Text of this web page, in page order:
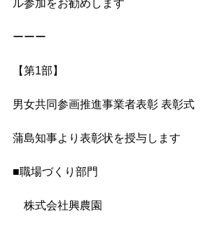
ル参加をお勧めします
ーーー
【第1部】
男女共同参画推進事業者表彰 表彰式
蒲島知事より表彰状を授与します
■​職場づくり部門
株式会社興農園